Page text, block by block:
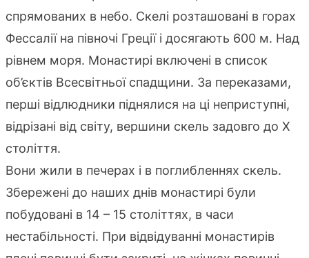
спрямованих в небо. Скелі розташовані в горах
Фессалії на півночі Греції і досягають 600 м. Над
рівнем моря. Монастирі включені в список
об’єктів Всесвітньої спадщини. За переказами,
перші відлюдники піднялися на ці неприступні,
відрізані від світу, вершини скель задовго до X
століття.
Вони жили в печерах і в поглибленнях скель.
Збережені до наших днів монастирі були
побудовані в 14 – 15 століттях, в часи
нестабільності. При відвідуванні монастирів